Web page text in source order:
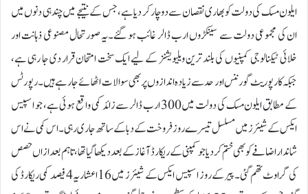
ایلون مسک کی دولت کو بھاری نقصان سے دوچار کر دیا ہے، جس کے نتیجے میں چند ہی دنوں میں
ان کی مجموعی دولت سے سینکڑوں ارب ڈالر غائب ہو گئے۔یہ صورتحال مصنوعی ذہانت اور
خلائی ٹیکنالوجی کمپنیوں کی بلند ترین ویلیویشنز کے لیے ایک سخت امتحان قرار دی جا رہی ہے،
جبکہ کارپوریٹ گورننس اور حد سے زیادہ اندازوں پر بھی سوالات اٹھائے جا رہے ہیں۔رپورٹس
کے مطابق ایلون مسک کی دولت میں 300 ارب ڈالر سے زائد کمی واقع ہوئی ہے، جو اسپیس
ایکس کے شیئرز میں مسلسل تیسرے روز فروخت کے دبا کے ساتھ جاری رہی۔ اس کمی نے اس
شاندار اضافے کو بھی ختم کر دیا جو کمپنی کے ریکارڈ آغاز کے بعد دیکھا گیا تھا، تاہم بعد ازاں حصص
کی گراوٹ تھم گئی۔پیر کے روز اسپیس ایکس کے شیئرز میں 16اعشاریہ4 فیصد کمی ریکارڈ کی